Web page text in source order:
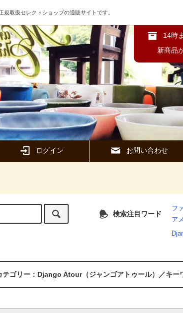
取扱セレクトショップの通販サイトです。
14時
新商品
ログイン お問い合わせ
検索注目ワード
フ
ア
テゴリー：Django Atour（ジャンゴアトゥール）／キ